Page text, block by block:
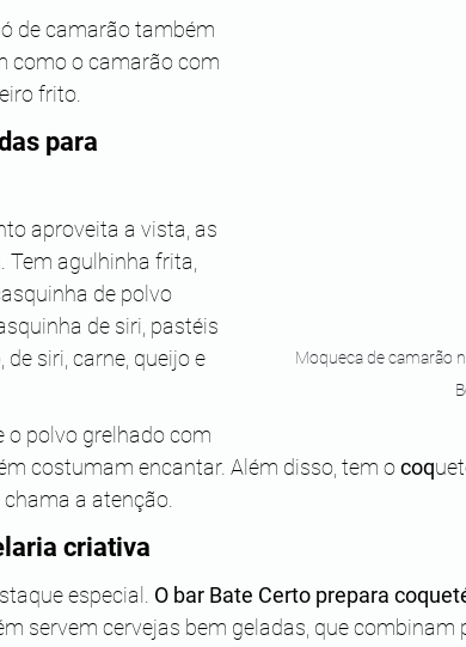
Moqueca de camarão
de camarão também
como o camarão com
frito.
para
aproveita a vista, as
Tem agulhinha frita,
de polvo
de siri, pastéis
siri, carne, queijo e
o polvo grelhado com
costumam encantar. Além disso, tem o coq
a atenção.
criativa
especial. O bar Bate Certo prepara
servem cervejas bem geladas, que combinam